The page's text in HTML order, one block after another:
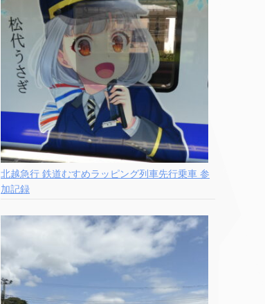
北越急行 鉄道むすめラッピング列車先行乗車 参
加記録